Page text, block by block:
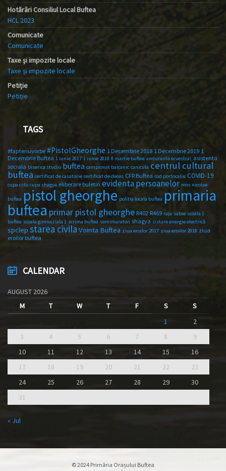
Hotărâri Consiliul Local Buftea
HCL 2023
Comunicate
Comunicate
Taxe și impozite locale
Taxe și impozite locale
Petiție
Petiție
TAGS
#faptenuvorbe #PistolGheorghe 1 Decembrie 2018 1 Decembrie 2019 1
Decembrie Buftea 1 iunie 2017 1 iunie 2018 8 martie buftea anduranta ecvestra\ asistenta
sociala biserica studio buftea campionat balcanic canicula centrul cultural
buftea certificat de casatorie certificat de deces CFR Buftea cod portocaliu COVID-19
cupa csta cupa shagya eliberare buletin evidenta persoanelor mos nicolae
buftea pistol gheorghe politia locala buftea primaria
buftea primar pistol gheorghe R402 R469 raja sabie scoala 1
buftea scoala gimnaziala 1 scrima buftea semimaraton shagya sistare energie electrică
spclep starea civila Vointa Buftea ziua eroilor 2017 ziua eroilor 2018 ziua
eroilor buftea
CALENDAR
AUGUST 2026
M
T W T F S
S
1
2
3
4 5 6 7 8
9
10
11 12 13 14 15
16
17
18 19 20 21 22
23
24
25 26 27 28 29
30
31
« Jul
© 2024 Primăria Orașului Buftea